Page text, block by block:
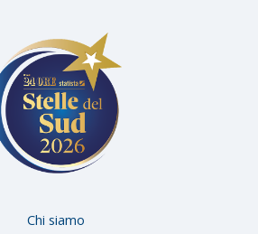
ook
ram
Chi siamo